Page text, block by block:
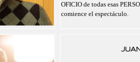
OFICIO de todas esas
comience el espectáculo.